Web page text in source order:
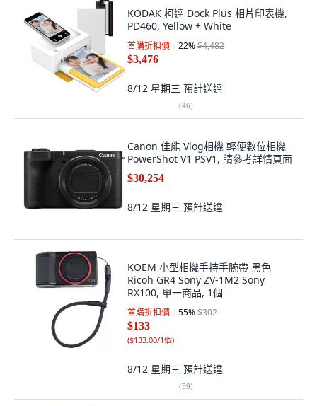
KODAK 柯達 Dock Plus 相片印表機,
PD460, Yellow + White
首購折扣價 22%$4,482
$3,476
8/12 星期三 預計送達
(46)
Canon 佳能 Vlog相機 輕便數位相機
PowerShot V1 PSV1, 請參考詳情頁面
$30,254
8/12 星期三 預計送達
KOEM 小型相機手持手腕帶 黑色
Ricoh GR4 Sony ZV-1M2 Sony
RX100, 單一商品, 1個
首購折扣價 55%$302
$133
($133.00/1個)
8/12 星期三 預計送達
(59)